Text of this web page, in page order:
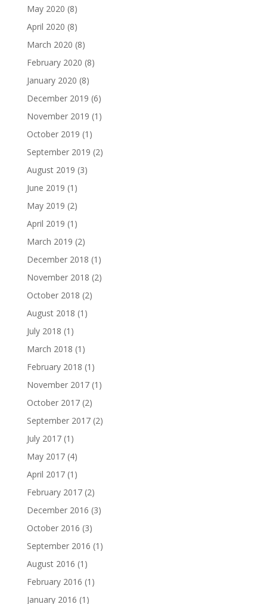
May 2020 (8)
April 2020 (8)
March 2020 (8)
February 2020 (8)
January 2020 (8)
December 2019 (6)
November 2019 (1)
October 2019 (1)
September 2019 (2)
August 2019 (3)
June 2019 (1)
May 2019 (2)
April 2019 (1)
March 2019 (2)
December 2018 (1)
November 2018 (2)
October 2018 (2)
August 2018 (1)
July 2018 (1)
March 2018 (1)
February 2018 (1)
November 2017(1)
October 2017(2)
September 2017(2)
July 2017(1)
May 2017(4)
April 2017(1)
February 2017(2)
December 2016 (3)
October 2016 (3)
September 2016 (1)
August 2016 (1)
February 2016 (1)
January 2016 (1)